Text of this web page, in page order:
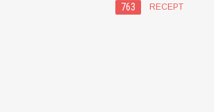
763 RECEPT